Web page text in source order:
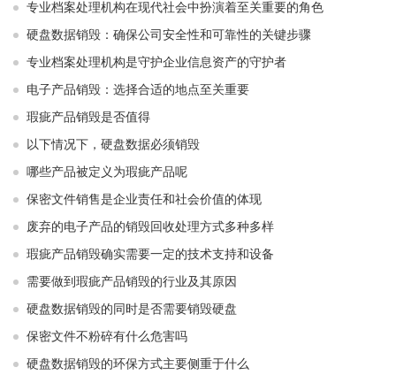
专业档案处理机构在现代社会中扮演着至关重要的角色
硬盘数据销毁：确保公司安全性和可靠性的关键步骤
专业档案处理机构是守护企业信息资产的守护者
电子产品销毁：选择合适的地点至关重要
瑕疵产品销毁是否值得
以下情况下，硬盘数据必须销毁
哪些产品被定义为瑕疵产品呢
保密文件销售是企业责任和社会价值的体现
废弃的电子产品的销毁回收处理方式多种多样
瑕疵产品销毁确实需要一定的技术支持和设备
需要做到瑕疵产品销毁的行业及其原因
硬盘数据销毁的同时是否需要销毁硬盘
保密文件不粉碎有什么危害吗
硬盘数据销毁的环保方式主要侧重于什么